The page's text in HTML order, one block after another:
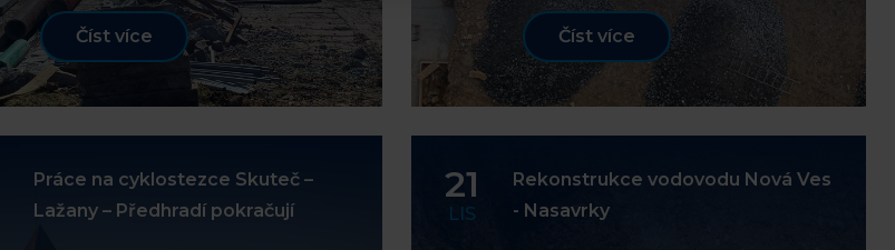
Číst více Číst více
Práce na cyklostezce Skuteč –
Lažany – Předhradí pokračují
21
LIS
Rekonstrukce vodovodu Nová Ves
- Nasavrky